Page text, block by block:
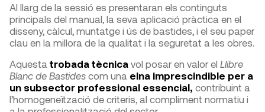
Al llarg de la sessió es presentaran els continguts
principals del manual, la seva aplicació pràctica en el
disseny, càlcul, muntatge i ús de bastides, i el seu paper
clau en la millora de la qualitat i la seguretat a les obres.
Aquesta trobada tècnica vol posar en valor el Llibre
Blanc de Bastides com una eina imprescindible per a
un subsector professional essencial, contribuint a
l’homogeneïtzació de criteris, al compliment normatiu i